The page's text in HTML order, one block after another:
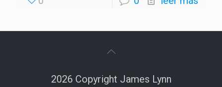
2026 Copyright James Lynn